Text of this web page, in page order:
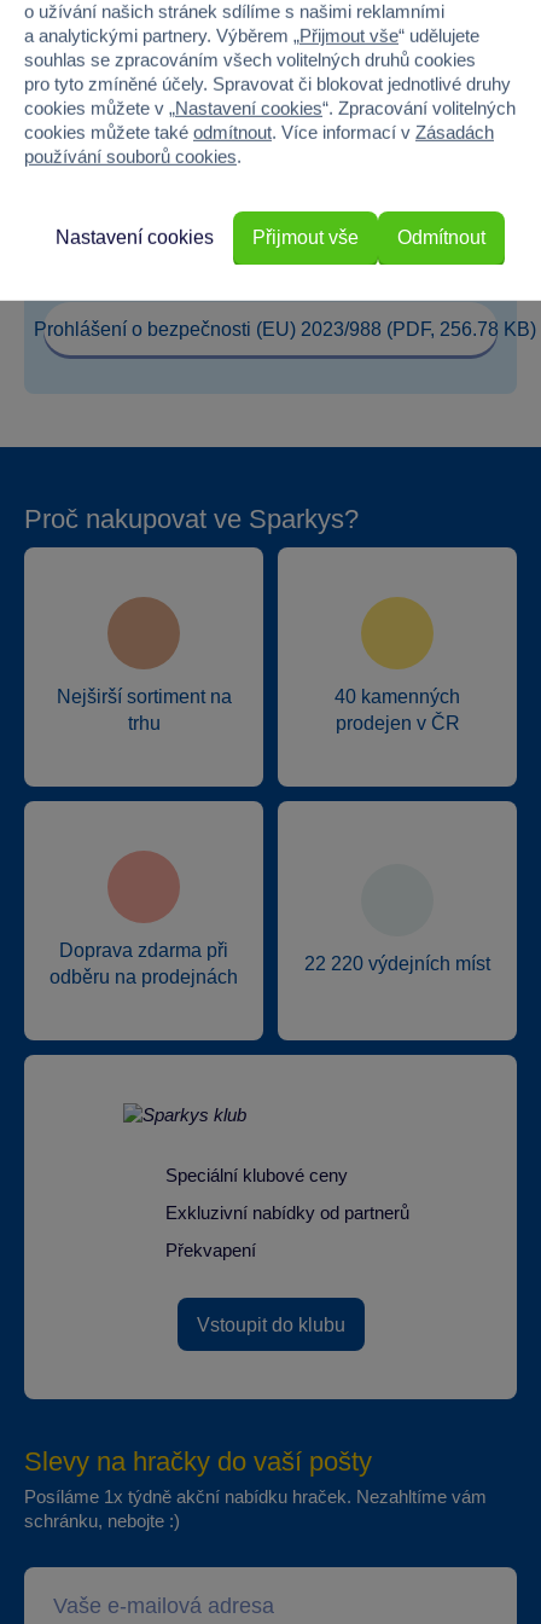
Výška 18
Hloubka 12.3
Hmotnost v gramech
Soubory ke stažení
Prohlášení o bezpečnosti (EU) 2023/988 (PDF, 256.78 KB)
Proč nakupovat ve Sparkys?
Nejširší sortiment na
trhu
40 kamenných
prodejen v ČR
Doprava zdarma při
odběru na prodejnách
22 220 výdejních míst
Speciální klubové ceny
Exkluzivní nabídky od partnerů
Překvapení
Vstoupit do klubu
Slevy na hračky do vaší pošty
Posíláme 1x týdně akční nabídku hraček. Nezahltíme vám
schránku, nebojte :)
o užívání našich stránek sdílíme s našimi reklamními
a analytickými partnery. Výběrem „Přijmout vše“ udělujete
souhlas se zpracováním všech volitelných druhů cookies
pro tyto zmíněné účely. Spravovat či blokovat jednotlivé druhy
cookies můžete v „Nastavení cookies“. Zpracování volitelných
cookies můžete také odmítnout. Více informací v Zásadách
používání souborů cookies.
Odmítnout
Nastavení cookies Přijmout vše